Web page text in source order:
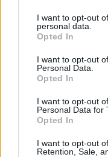
not limited to your visit
grant or deny consent
use your data for
consent section.
I want to opt-out
personal data.
Opted In
I want to opt-out
Personal Data.
Opted In
I want to opt-out
Personal Data for
Opted In
I want to opt-out
Retention, Sale,